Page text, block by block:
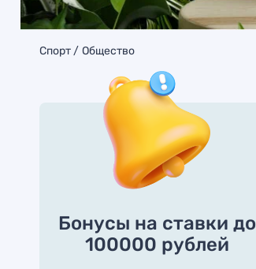
Спорт Общество
Бонусы на ставки до
100000 рублей